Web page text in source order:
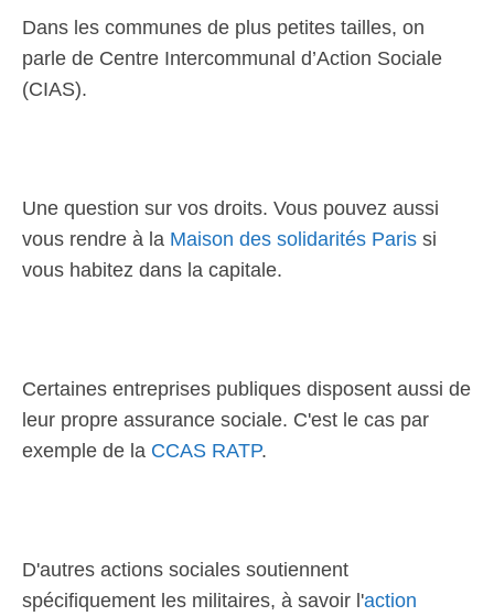
Dans les communes de plus petites tailles, on
parle de Centre Intercommunal d’Action Sociale
(CIAS).
Une question sur vos droits. Vous pouvez aussi
vous rendre à la Maison des solidarités Paris si
vous habitez dans la capitale.
Certaines entreprises publiques disposent aussi de
leur propre assurance sociale. C'est le cas par
exemple de la CCAS RATP.
D'autres actions sociales soutiennent
spécifiquement les militaires, à savoir l'action